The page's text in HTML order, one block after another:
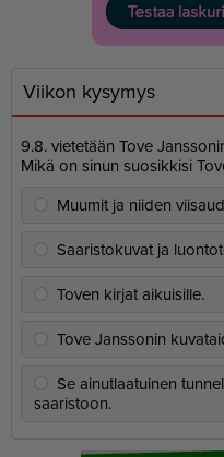
Viikon kysymys
9.8. vietetään Tove
Mikä on sinun suosikkisi
Muumit ja niiden
Saaristokuvat ja
Toven kirjat aikuisille.
Tove Janssonin
Se ainutlaatuinen
saaristoon.